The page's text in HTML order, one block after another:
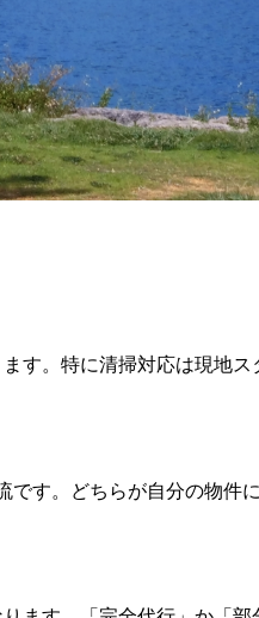
。特に清掃対応は現地
す。どちらが自分の物